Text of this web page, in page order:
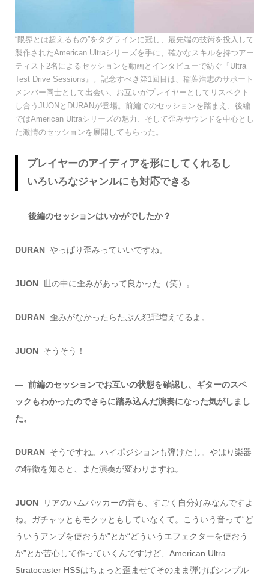
“限界とは超えるもの”をタグラインに冠し、最先端の技術を投入して
製作されたAmerican Ultraシリーズを手に、確かなスキルを持つアー
ティスト2名によるセッションを動画とインタビューで紡ぐ『Ultra
Test Drive Sessions』。記念すべき第1回目は、稲葉浩志のサポート
メンバー同士として出会い、お互いがプレイヤーとしてリスペクト
し合うJUONとDURANが登場。前編でのセッションを踏まえ、後編
ではAmerican Ultraシリーズの魅力、そして歪みサウンドを中心とし
た激情のセッションを展開してもらった。
プレイヤーのアイディアを形にしてくれるし
いろいろなジャンルにも対応できる
― 後編のセッションはいかがでしたか？
DURAN やっぱり歪みっていいですね。
JUON 世の中に歪みがあって良かった（笑）。
DURAN 歪みがなかったらたぶん犯罪増えてるよ。
JUON そうそう！
― 前編のセッションでお互いの状態を確認し、ギターのスペ
ックもわかったのでさらに踏み込んだ演奏になった気がしまし
た。
DURAN そうですね。ハイポジションも弾けたし。やはり楽器
の特徴を知ると、また演奏が変わりますね。
JUON
リアのハムバッカーの音も、すごく自分好みなんですよ
ね。ガチャッともモクッともしていなくて。こういう音って“ど
ういうアンプを使おうか”とか“どういうエフェクターを使おう
か”とか苦心して作っていくんですけど、American Ultra
Stratocaster HSSはちょっと歪ませてそのまま弾けばシンプル